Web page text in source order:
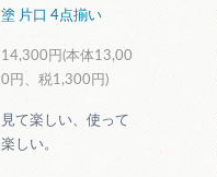
塗 片口 4点揃い
14,300円(本体13,00
0円、税1,300円)
見て楽しい、使って
楽しい。